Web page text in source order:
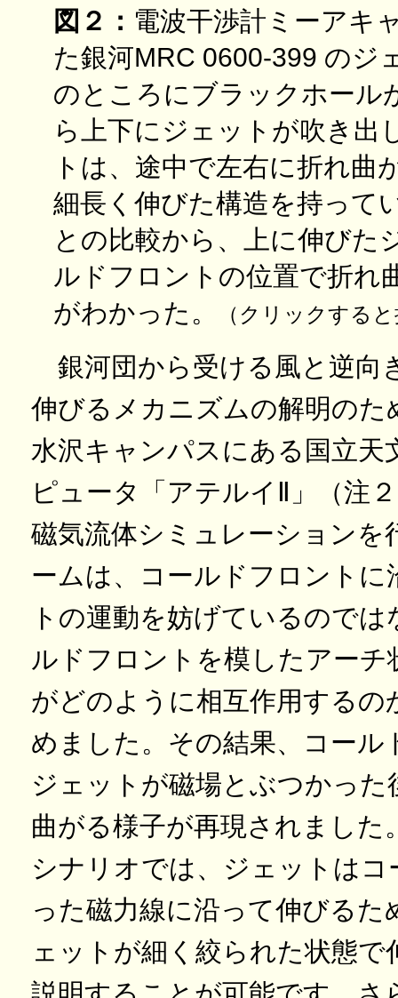
図２： 電波干渉計ミーアキ
た銀河MRC 0600-399 のジ
のところにブラックホール
ら上下にジェットが吹き出
トは、途中で左右に折れ曲
細長く伸びた構造を持って
との比較から、上に伸びた
ルドフロントの位置で折れ
がわかった。
（クリックする
銀河団から受ける風と逆向
伸びるメカニズムの解明のた
水沢キャンパスにある国立天
ピュータ「アテルイⅡ」（注
磁気流体シミュレーションを
ームは、コールドフロントに
トの運動を妨げているので
ルドフロントを模したアー
がどのように相互作用するの
めました。その結果、コール
ジェットが磁場とぶつかっ
曲がる様子が再現されました
シナリオでは、ジェットは
った磁力線に沿って伸びるた
ェットが細く絞られた状態